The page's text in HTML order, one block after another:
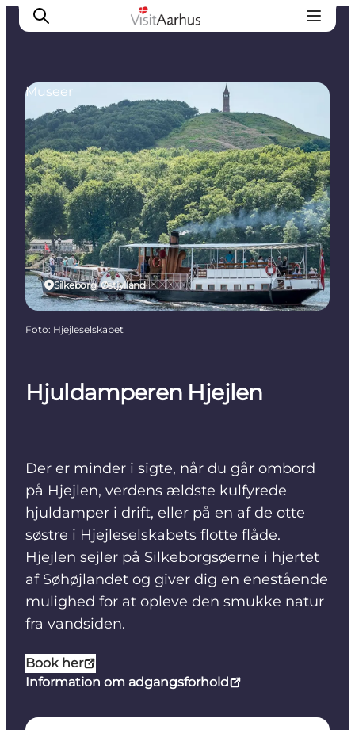
Oplevelser
Kalender
Byer og steder
Planlæg ferien
Transport
Hjuldamperen Hjejlen
Der er minder i sigte, når du går ombord
på Hjejlen, verdens ældste kulfyrede
hjuldamper i drift, eller på en af de otte
søstre i Hjejleselskabets flotte flåde.
Hjejlen sejler på Silkeborgsøerne i hjertet
af Søhøjlandet og giver dig en enestående
mulighed for at opleve den smukke natur
fra vandsiden.
Book her
Information om adgangsforhold
Silkeborg, Østjylland
Museer
Foto: Hjejleselskabet